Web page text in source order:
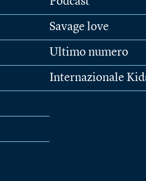
Savage love
Ultimo numero
Internazionale